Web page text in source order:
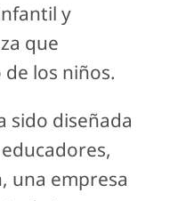
y
que
los niños.
sido diseñada
una empresa